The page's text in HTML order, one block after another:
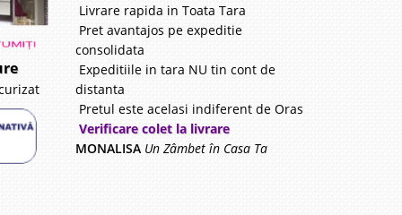
Lei
Livrare rapida in Toata Tara
Pret avantajos pe expeditie
consolidata
Expeditiile in tara NU tin cont de
distanta
Pretul este acelasi indiferent de Oras
Verificare colet la livrare
MONALISA Un Zâmbet în Casa Ta